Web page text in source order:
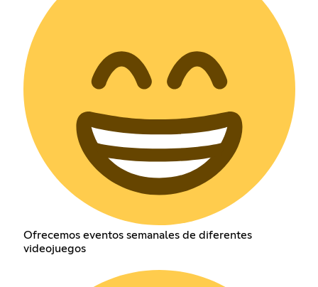
Ofrecemos eventos semanales de diferentes
videojuegos